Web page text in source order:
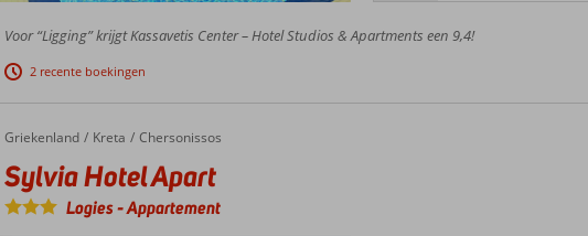
Voor “Ligging” krijgt Kassavetis Center – Hotel Studios & Apartments een 9,4!
2 recente boekingen
Home
Griekenland Kreta Chersonissos
Sylvia Hotel Apart
Sylvia Hotel Apart
Logies-Appartement